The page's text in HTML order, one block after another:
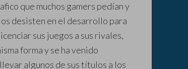
que muchos gamers pedían y
desisten en el desarrollo para
sus juegos a sus rivales,
forma y se ha venido
algunos de sus títulos a los